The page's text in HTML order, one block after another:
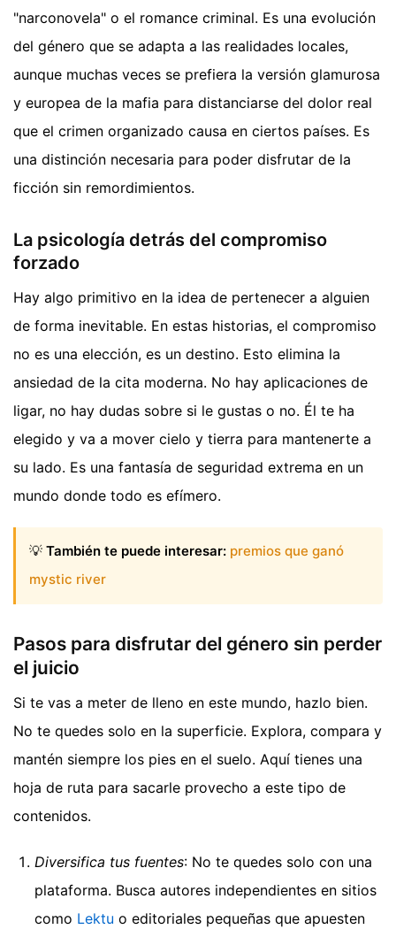
"narconovela" o el romance criminal. Es una evolución
del género que se adapta a las realidades locales,
aunque muchas veces se prefiera la versión glamurosa
y europea de la mafia para distanciarse del dolor real
que el crimen organizado causa en ciertos países. Es
una distinción necesaria para poder disfrutar de la
ficción sin remordimientos.
La psicología detrás del compromiso
forzado
Hay algo primitivo en la idea de pertenecer a alguien
de forma inevitable. En estas historias, el compromiso
no es una elección, es un destino. Esto elimina la
ansiedad de la cita moderna. No hay aplicaciones de
ligar, no hay dudas sobre si le gustas o no. Él te ha
elegido y va a mover cielo y tierra para mantenerte a
su lado. Es una fantasía de seguridad extrema en un
mundo donde todo es efímero.
💡 También te puede interesar: premios que ganó
mystic river
Pasos para disfrutar del género sin perder
el juicio
Si te vas a meter de lleno en este mundo, hazlo bien.
No te quedes solo en la superficie. Explora, compara y
mantén siempre los pies en el suelo. Aquí tienes una
hoja de ruta para sacarle provecho a este tipo de
contenidos.
Diversifica tus fuentes: No te quedes solo con una
plataforma. Busca autores independientes en sitios
como Lektu o editoriales pequeñas que apuesten